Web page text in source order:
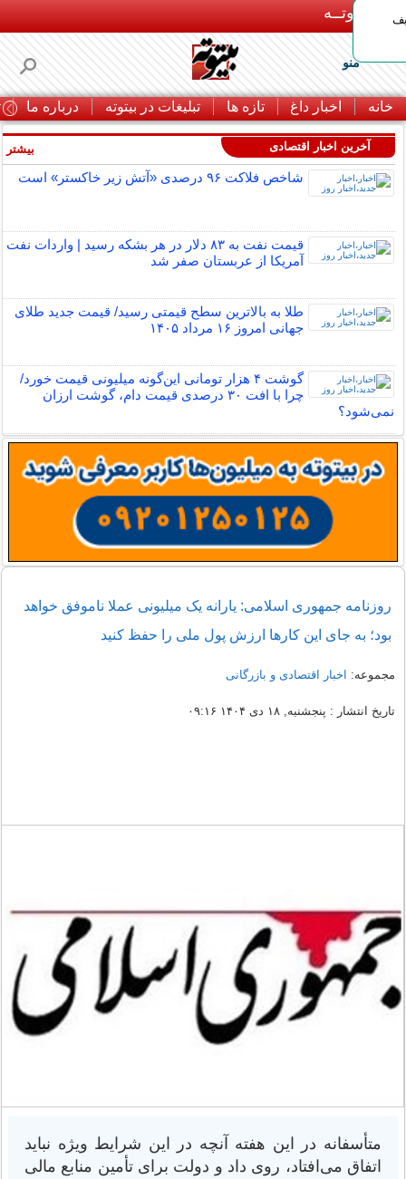
بـیتوتــه
منو
خانه اخبار داغ تازه ها تبلیغات در بیتوته درباره ما
آخرین اخبار اقتصادی
شاخص فلاکت ۹۶ درصدی «آتش زیر خاکستر» است
قیمت نفت به ۸۳ دلار در هر بشکه رسید | واردات نفت
آمریکا از عربستان صفر شد
طلا به بالاترین سطح قیمتی رسید/ قیمت جدید طلای
جهانی امروز ۱۶ مرداد ۱۴۰۵
گوشت ۴ هزار تومانی این‌گونه میلیونی قیمت خورد/
چرا با افت ۳۰ درصدی قیمت دام، گوشت ارزان
نمی‌شود؟
بیشتر
روزنامه جمهوری اسلامی: یارانه یک میلیونی عملا ناموفق خواهد
بود؛ به جای این کارها ارزش پول ملی را حفظ کنید
مجموعه: اخبار اقتصادی و بازرگانی
تاریخ انتشار : پنجشنبه, ۱۸ دی ۱۴۰۴ ۰۹:۱۶
متأسفانه در این هفته آنچه در این شرایط ویژه نباید
اتفاق می‌افتاد، روی داد و دولت برای تأمین منابع مالی